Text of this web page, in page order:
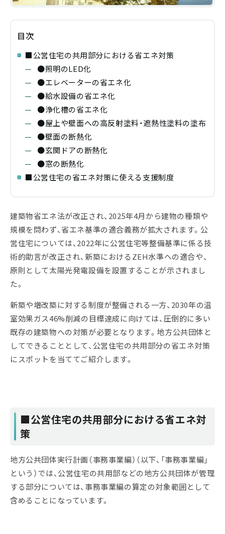
目次
■公営住宅の共用部分における省エネ対策
●照明のLED化
●エレベーターの省エネ化
●給水設備の省エネ化
●浄化槽の省エネ化
●屋上や壁面への高反射塗料・遮熱性塗料の塗布
●壁面の断熱化
●玄関ドアの断熱化
●窓の断熱化
■公営住宅の省エネ対策に使える支援制度
建築物省エネ法が改正され、2025年4月から建物の種類や
規模を問わず、省エネ基準の適合義務が拡大されます。公
営住宅については、2022年に公営住宅等整備基準に係る技
術的助言が改正され、新築におけるZEH水準への適合や、
原則として太陽光発電設備を設置することが示されまし
た。
新築や増改築に対する制度が整備される一方、2030年の温
室効果ガス46%削減の目標達成に向けては、圧倒的に多い
既存の建築物への対策が必要となります。地方公共団体と
してできることとして、公営住宅の共用部分の省エネ対策
にスポットを当ててご紹介します。
■公営住宅の共用部分における省エネ対
策
地方公共団体実行計画（事務事業編）（以下、「事務事業編」
という）では、公営住宅の共用部などの地方公共団体が管理
する部分については、事務事業編の算定の対象範囲として
含めることになっています。